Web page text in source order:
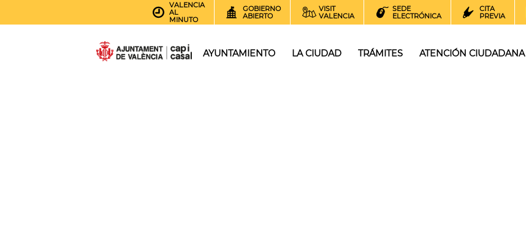
VALENCIA
AL
MINUTO
GOBIERNO
ABIERTO
VISIT
VALENCIA
SEDE
ELECTRÓNICA
CITA
PREVIA
AYUNTAMIENTO LA CIUDAD TRÁMITES ATENCIÓN CIUDADANA